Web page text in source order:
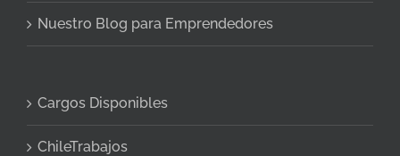
Nuestro Blog para Emprendedores
Cargos Disponibles
ChileTrabajos